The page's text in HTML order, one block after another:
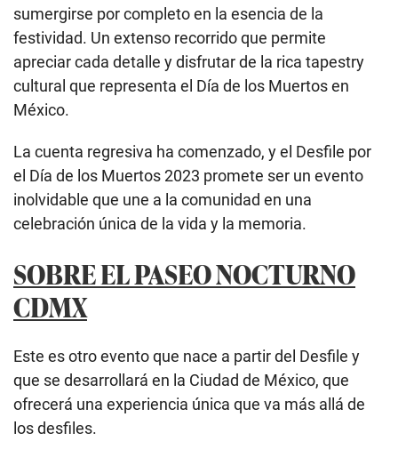
sumergirse por completo en la esencia de la
festividad. Un extenso recorrido que permite
apreciar cada detalle y disfrutar de la rica tapestry
cultural que representa el Día de los Muertos en
México.
La cuenta regresiva ha comenzado, y el Desfile por
el Día de los Muertos 2023 promete ser un evento
inolvidable que une a la comunidad en una
celebración única de la vida y la memoria.
SOBRE EL PASEO NOCTURNO
CDMX
Este es otro evento que nace a partir del Desfile y
que se desarrollará en la Ciudad de México, que
ofrecerá una experiencia única que va más allá de
los desfiles.